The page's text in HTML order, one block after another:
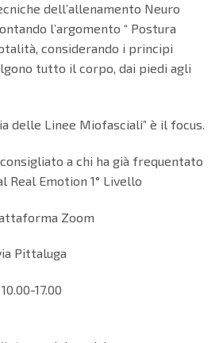
dell’allenamento Neuro
l’argomento “ Postura
considerando i principi
tutto il corpo, dai piedi agli
delle Linee Miofasciali” è il focus.
consigliato a chi ha già frequentato
Real Emotion 1° Livello
Zoom
Pittaluga
17.00